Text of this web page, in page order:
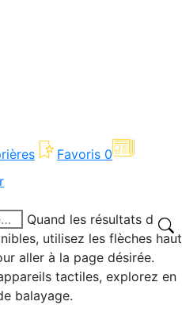
Favoris 0
Quand les résultats de
utilisez les flèches haut
aller à la page désirée.
tactiles, explorez en
balayage.